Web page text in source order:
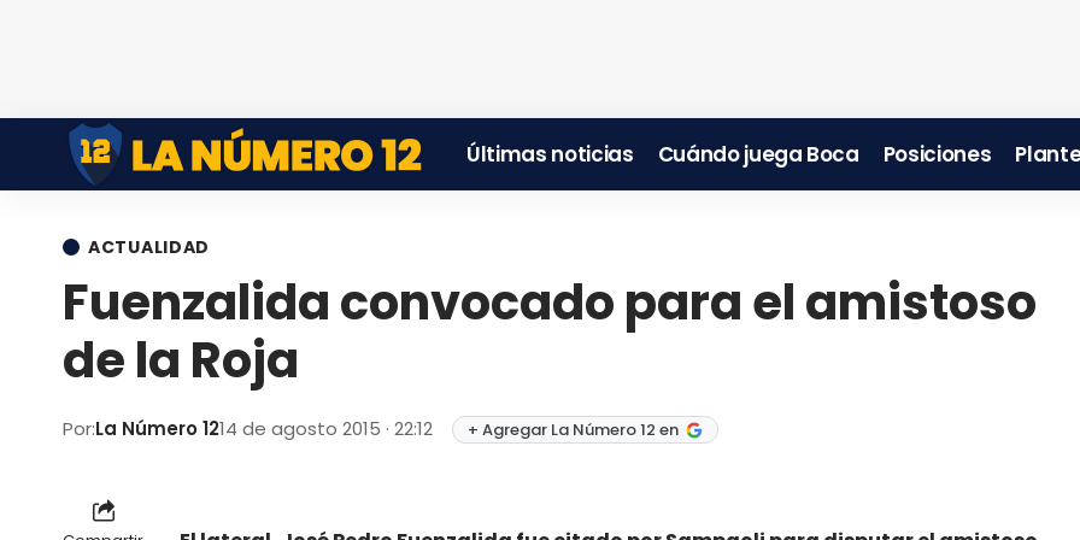
Últimas noticias Cuándo juega Boca Posiciones
ACTUALIDAD
Fuenzalida convocado para el amistoso
de la Roja
Por:La Número 1214 de agosto 2015 · 22:12 + Agregar La Número 12 en